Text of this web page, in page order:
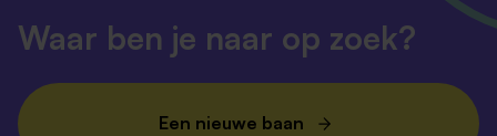
Waar ben je naar op zoek?
Een nieuwe baan